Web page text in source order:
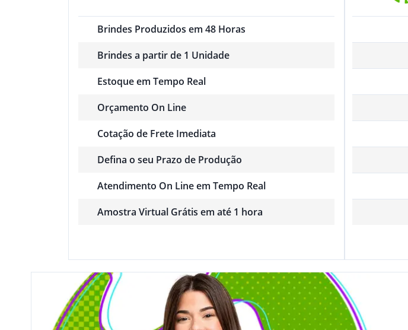
Brindes Produzidos em 48 Horas
Brindes a partir de 1 Unidade
Estoque em Tempo Real
Orçamento On Line
Cotação de Frete Imediata
Defina o seu Prazo de Produção
Atendimento On Line em Tempo Real
Amostra Virtual Grátis em até 1 hora